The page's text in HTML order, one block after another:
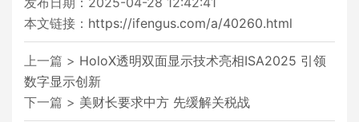
本文链接： https://ifengus.com/a/40260.html
上一篇 > HoloX透明双面显示技术亮相ISA2025 引领
数字显示创新
下一篇 > 美财长要求中方 先缓解关税战